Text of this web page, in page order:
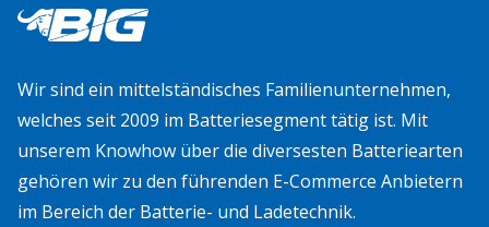
Wir sind ein mittelständisches Familienunternehmen,
welches seit 2009 im Batteriesegment tätig ist. Mit
unserem Knowhow über die diversesten Batteriearten
gehören wir zu den führenden E-Commerce Anbietern
im Bereich der Batterie- und Ladetechnik.